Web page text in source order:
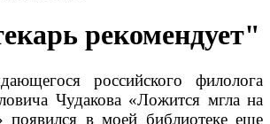
рекомендует"
российского филолога
Чудакова «Ложится мгла на
появился в моей библиотеке еще